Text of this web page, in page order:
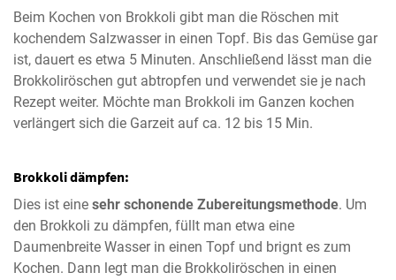
Beim Kochen von Brokkoli gibt man die Röschen mit
kochendem Salzwasser in einen Topf. Bis das Gemüse gar
ist, dauert es etwa 5 Minuten. Anschließend lässt man die
Brokkoliröschen gut abtropfen und verwendet sie je nach
Rezept weiter. Möchte man Brokkoli im Ganzen kochen
verlängert sich die Garzeit auf ca. 12 bis 15 Min.
Brokkoli dämpfen:
Dies ist eine sehr schonende Zubereitungsmethode. Um
den Brokkoli zu dämpfen, füllt man etwa eine
Daumenbreite Wasser in einen Topf und brignt es zum
Kochen. Dann legt man die Brokkoliröschen in einen